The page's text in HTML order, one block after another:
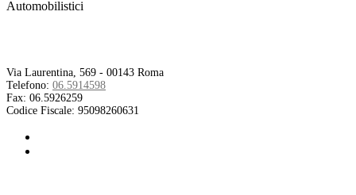
Automobilistici
Via Laurentina, 569 - 00143 Roma
Telefono: 06.5914598
Fax: 06.5926259
Codice Fiscale: 95098260631